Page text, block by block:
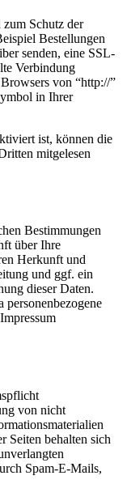
zum Schutz der
Bestellungen
senden, eine SSL-
Verbindung
von “http://”
in Ihrer
ist, können die
mitgelesen
Bestimmungen
über Ihre
Herkunft und
und ggf. ein
dieser Daten.
von nicht
Seiten behalten sich
Spam-E-Mails,